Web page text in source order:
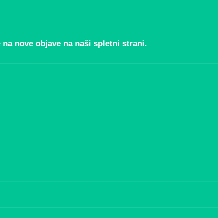
nove objave na naši spletni strani.